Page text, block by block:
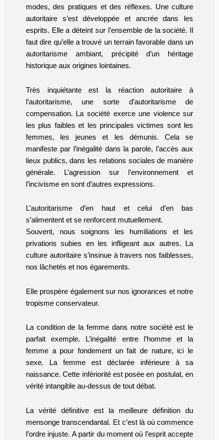
modes, des pratiques et des réflexes. Une culture
autoritaire s’est développée et ancrée dans les
esprits. Elle a déteint sur l’ensemble de la société. Il
faut dire qu’elle a trouvé un terrain favorable dans un
autoritarisme ambiant, précipité d’un héritage
historique aux origines lointaines.
Très inquiétante est la réaction autoritaire à
l’autoritarisme, une sorte d’autoritarisme de
compensation. La société exerce une violence sur
les plus faibles et les principales victimes sont les
femmes, les jeunes et les démunis. Cela se
manifeste par l’inégalité dans la parole, l’accès aux
lieux publics, dans les relations sociales de manière
générale. L’agression sur l’environnement et
l’incivisme en sont d’autres expressions.
L’autoritarisme d’en haut et celui d’en bas
s’alimentent et se renforcent mutuellement.
Souvent, nous soignons les humiliations et les
privations subies en les infligeant aux autres. La
culture autoritaire s’insinue à travers nos faiblesses,
nos lâchetés et nos égarements.
Elle prospère également sur nos ignorances et notre
tropisme conservateur.
La condition de la femme dans notre société est le
parfait exemple. L’inégalité entre l’homme et la
femme a pour fondement un fait de nature, ici le
sexe. La femme est déclarée inférieure à sa
naissance. Cette infériorité est posée en postulat, en
vérité intangible au-dessus de tout débat.
La vérité définitive est la meilleure définition du
mensonge transcendantal. Et c’est là où commence
l’ordre injuste. A partir du moment où l’esprit accepte